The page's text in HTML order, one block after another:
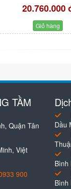
20.760.000
Giỏ hàng
TẦM
Quận Tân
Việt
900
Dầu
Bình
Bình